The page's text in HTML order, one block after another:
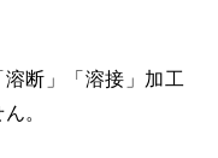
断」「溶接」加工
。